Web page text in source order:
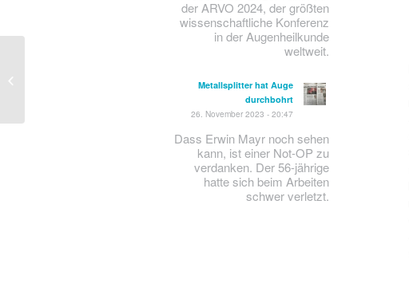
der ARVO 2024, der größten
wissenschaftliche Konferenz
in der Augenheilkunde
weltweit.
Metallsplitter hat Auge
durchbohrt
26. November 2023 - 20:47
Dass Erwin Mayr noch sehen
kann, ist einer Not-OP zu
verdanken. Der 56-jährige
hatte sich beim Arbeiten
schwer verletzt.